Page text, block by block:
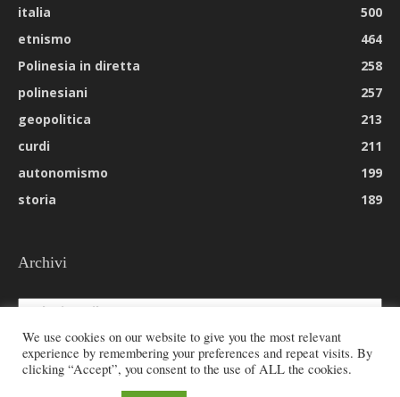
italia
500
etnismo
464
Polinesia in diretta
258
polinesiani
257
geopolitica
213
curdi
211
autonomismo
199
storia
189
Archivi
Archivi
We use cookies on our website to give you the most relevant
experience by remembering your preferences and repeat visits. By
clicking “Accept”, you consent to the use of ALL the cookies.